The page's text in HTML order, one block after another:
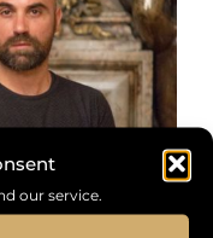
our service.